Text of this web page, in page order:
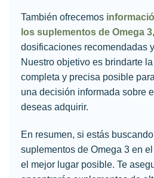
También ofrecemos
los suplementos de Omega 3
dosificaciones recomendadas
Nuestro objetivo es brindarte
completa y precisa posible
una decisión informada sobre
deseas adquirir.
En resumen, si estás
suplementos de Omega 3 en
el mejor lugar posible. Te